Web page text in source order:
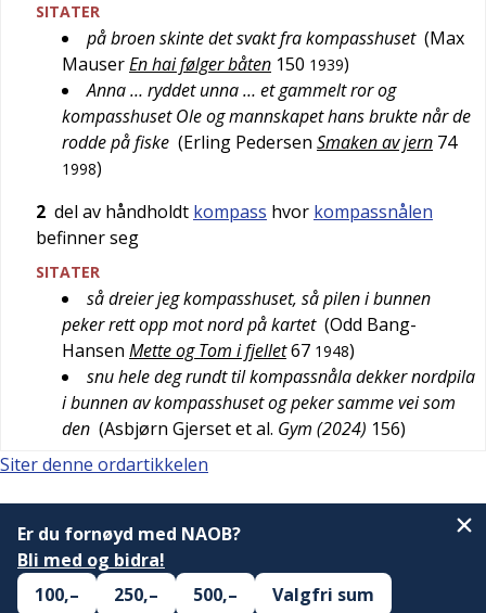
SITATER
på broen skinte det svakt fra kompasshuset (Max
MauserEn hai følger båten 150 1939)
Anna … ryddet unna … et gammelt ror og
kompasshuset Ole og mannskapet hans brukte når de
rodde på fiske (Erling Pedersen Smaken av jern 74
1998)
2 del av håndholdt kompass hvor kompassnålen
befinner seg
SITATER
så dreier jeg kompasshuset, så pilen i bunnen
peker rett opp mot nord på kartet (Odd Bang-
Hansen Mette og Tom i fjellet67 1948)
snu hele deg rundt til kompassnåla dekker nordpila
i bunnen av kompasshuset og peker samme vei som
den (Asbjørn Gjerset et al. Gym (2024) 156)
Siter denne ordartikkelen
Er du fornøyd med NAOB?
Bli med og bidra!
100,–
250,– 500,– Valgfri sum